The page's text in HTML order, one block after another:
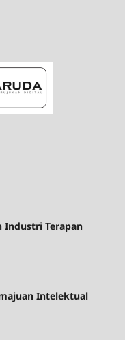
Industri Terapan
Intelektual